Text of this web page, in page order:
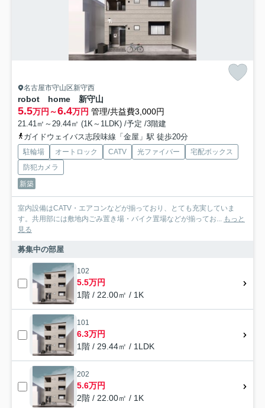
名古屋市守山区新守西
robot home 新守山
5.5万円～6.4万円 管理/共益費3,000円
21.41㎡～29.44㎡ (1K～1LDK) /予定 /3階建
ガイドウェイバス志段味線「金屋」駅 徒歩20分
駐輪場 オートロック CATV 光ファイバー
宅配ボックス
防犯カメラ
新築
室内設備はCATV・エアコンなどが揃っており、とても充実していま
す。共用部には敷地内ごみ置き場・バイク置場などが揃ってお... もっと
見る
募集中の部屋
102
5.5万円
1階 / 22.00㎡ / 1K
101
6.3万円
1階 / 29.44㎡ / 1LDK
202
5.6万円
2階 / 22.00㎡ / 1K